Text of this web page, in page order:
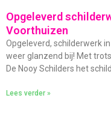
Opgeleverd
Voorthuizen
Opgeleverd, schilderwerk
weer glanzend bij! Met
De Nooy Schilders het
Lees verder »